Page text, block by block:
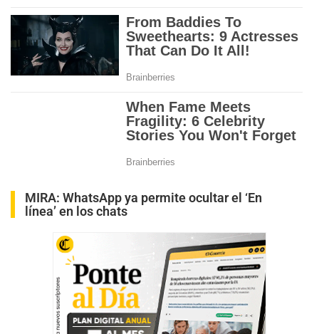
MIRA: WhatsApp ya permite ocultar el ‘En
línea’ en los chats